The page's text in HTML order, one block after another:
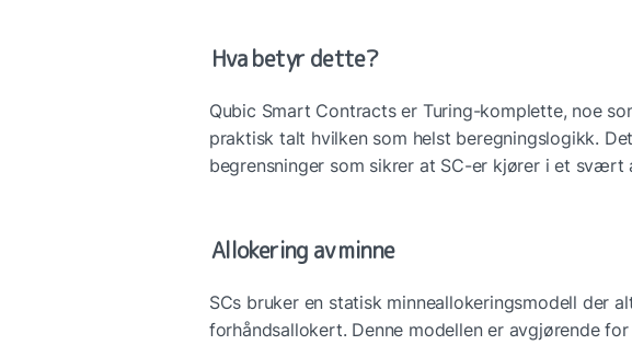
Hva betyr dette?
Qubic Smart Contracts er Turing-komplette, noe
praktisk talt hvilken som helst beregningslogikk.
begrensninger som sikrer at SC-er kjører i et svært
Allokering av minne
SCs bruker en statisk minneallokeringsmodell der
forhåndsallokert. Denne modellen er avgjørende